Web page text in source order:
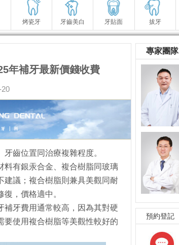
烤瓷牙 牙齒美白 牙貼面 拔牙
年補牙最新價錢收費
齒位置同治療複雜程度。
料有銀汞合金、複合樹脂同玻璃
建議；複合樹脂則兼具美觀同耐
，價格適中。
牙費用通常較高，因為其對硬
要使用複合樹脂等美觀性較好的
專家團隊
預約登記